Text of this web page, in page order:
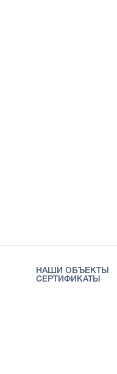
НАШИ ОБЪЕКТЫ
СЕРТИФИКАТЫ